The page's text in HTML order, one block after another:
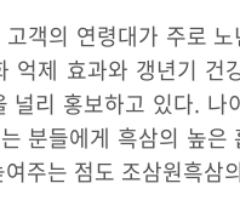
객의 연령대가 주로
억제 효과와 갱년기 건
널리 홍보하고 있다. 나
분들에게 흑삼의 높은
주는 점도 조삼원흑삼